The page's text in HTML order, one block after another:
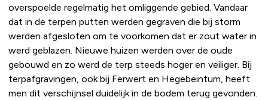
overspoelde regelmatig het omliggende gebied. Vandaar
dat in de terpen putten werden gegraven die bij storm
werden afgesloten om te voorkomen dat er zout water in
werd geblazen. Nieuwe huizen werden over de oude
gebouwd en zo werd de terp steeds hoger en veiliger. Bij
terpafgravingen, ook bij Ferwert en Hegebeintum, heeft
men dit verschijnsel duidelijk in de bodem terug gevonden.